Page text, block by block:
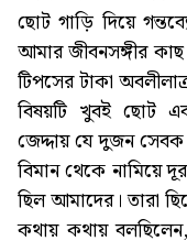
ছোট গাড়ি দিয়ে
আমার জীবনসঙ্গীর
টিপসের টাকা
বিষয়টি খুবই ছোট
জেদ্দায় যে দুজন
বিমান থেকে নামিয়ে
ছিল আমাদের। তারা
কথায় কথায়